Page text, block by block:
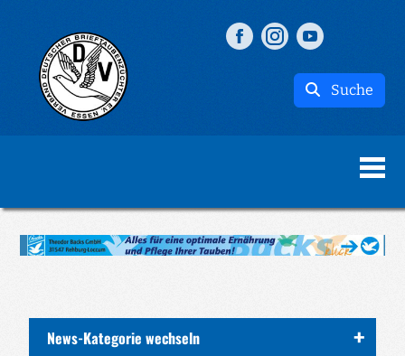
Suche
News-Kategorie wechseln